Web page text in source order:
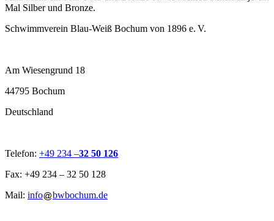
Mal Silber und Bronze.
Schwimmverein Blau-Weiß Bochum von 1896 e. V.
Am Wiesengrund 18
44795 Bochum
Deutschland
Telefon: +49 234 –32 50 126
Fax: +49 234 – 32 50 128
Mail: info bwbochum.de